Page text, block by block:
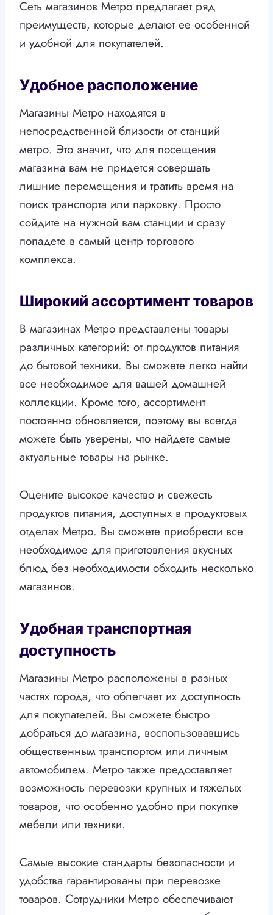
Сеть магазинов Метро предлагает ряд
преимуществ, которые делают ее особенной
и удобной для покупателей.
Удобное расположение
Магазины Метро находятся в
непосредственной близости от станций
метро. Это значит, что для посещения
магазина вам не придется совершать
лишние перемещения и тратить время на
поиск транспорта или парковку. Просто
сойдите на нужной вам станции и сразу
попадете в самый центр торгового
комплекса.
Широкий ассортимент товаров
В магазинах Метро представлены товары
различных категорий: от продуктов питания
до бытовой техники. Вы сможете легко найти
все необходимое для вашей домашней
коллекции. Кроме того, ассортимент
постоянно обновляется, поэтому вы всегда
можете быть уверены, что найдете самые
актуальные товары на рынке.
Оцените высокое качество и свежесть
продуктов питания, доступных в продуктовых
отделах Метро. Вы сможете приобрести все
необходимое для приготовления вкусных
блюд без необходимости обходить несколько
магазинов.
Удобная транспортная
доступность
Магазины Метро расположены в разных
частях города, что облегчает их доступность
для покупателей. Вы сможете быстро
добраться до магазина, воспользовавшись
общественным транспортом или личным
автомобилем. Метро также предоставляет
возможность перевозки крупных и тяжелых
товаров, что особенно удобно при покупке
мебели или техники.
Самые высокие стандарты безопасности и
удобства гарантированы при перевозке
товаров. Сотрудники Метро обеспечивают